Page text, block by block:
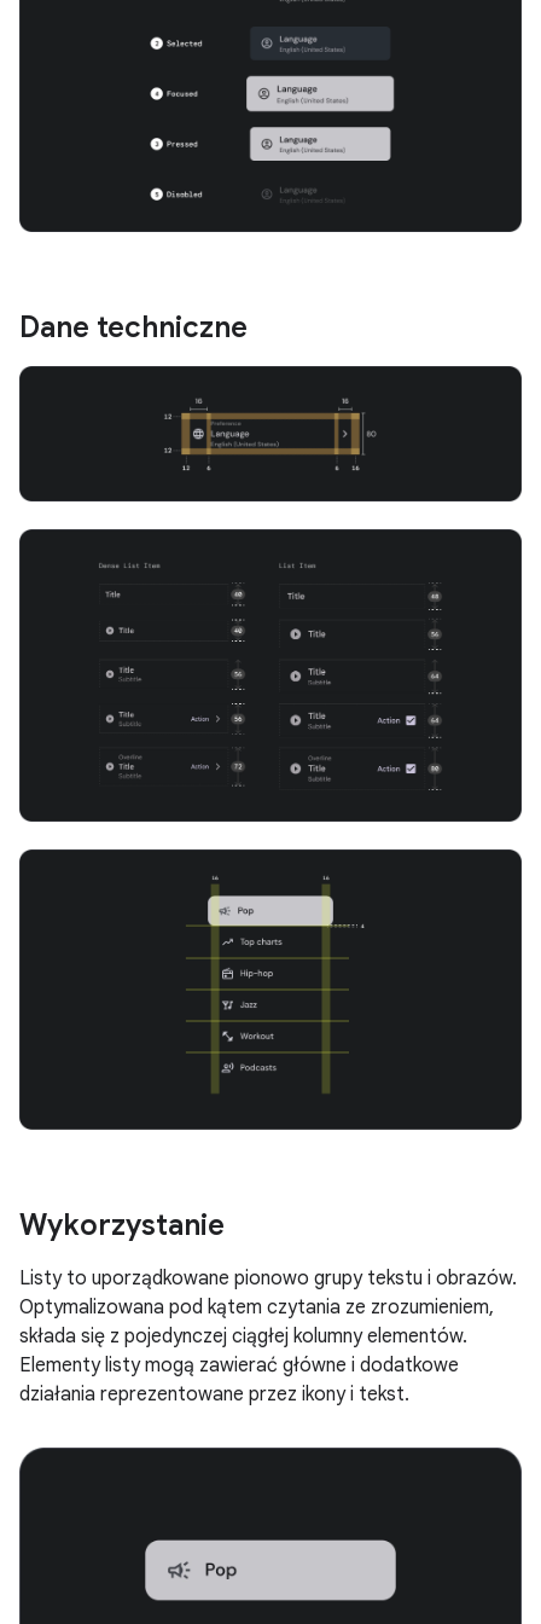
Dane techniczne
Wykorzystanie
Listy to uporządkowane pionowo grupy tekstu i obrazów.
Optymalizowana pod kątem czytania ze zrozumieniem,
składa się z pojedynczej ciągłej kolumny elementów.
Elementy listy mogą zawierać główne i dodatkowe
działania reprezentowane przez ikony i tekst.